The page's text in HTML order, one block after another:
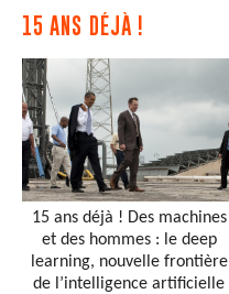
15 ANS DÉJÀ !
15 ans déjà ! Des machines
et des hommes : le deep
learning, nouvelle frontière
de l’intelligence artificielle